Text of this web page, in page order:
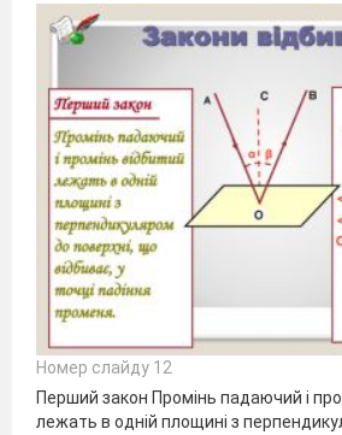
Номер слайду 12
Перший закон Промінь падаючий і
лежать в одній площині з